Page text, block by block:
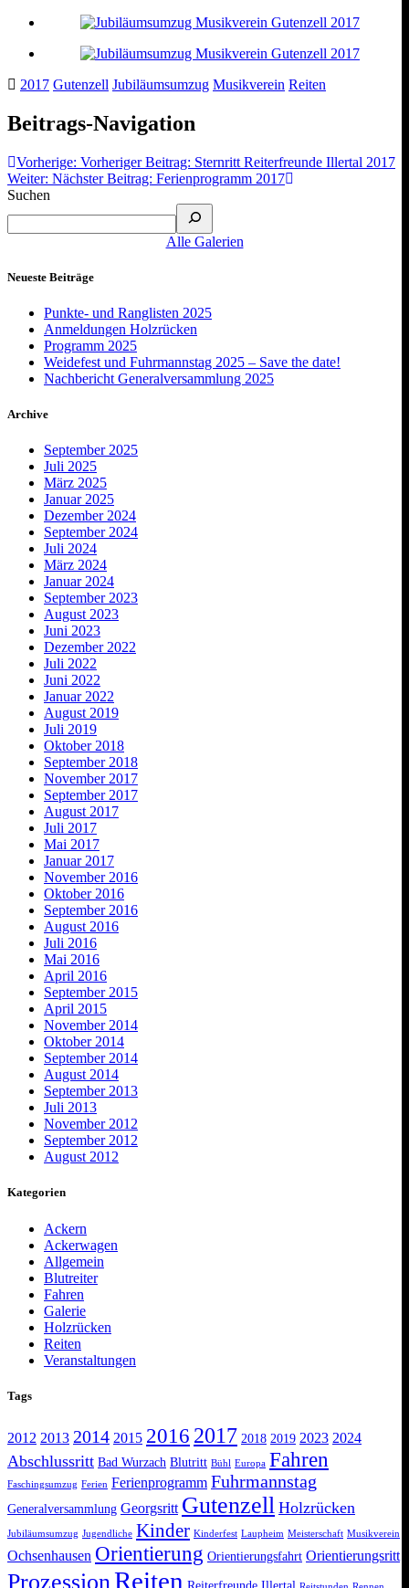
2017 Gutenzell Jubiläumsumzug Musikverein Reiten
Beitrags-Navigation
Vorherige: Vorheriger Beitrag: Sternritt Reiterfreunde Illertal 2017
Weiter: Nächster Beitrag: Ferienprogramm 2017
Suchen
Alle Galerien
Neueste Beiträge
Punkte- und Ranglisten 2025
Anmeldungen Holzrücken
Programm 2025
Weidefest und Fuhrmannstag 2025 – Save the date!
Nachbericht Generalversammlung 2025
Archive
September 2025
Juli 2025
März 2025
Januar 2025
Dezember 2024
September 2024
Juli 2024
März 2024
Januar 2024
September 2023
August 2023
Juni 2023
Dezember 2022
Juli 2022
Juni 2022
Januar 2022
August 2019
Juli 2019
Oktober 2018
September 2018
November 2017
September 2017
August 2017
Juli 2017
Mai 2017
Januar 2017
November 2016
Oktober 2016
September 2016
August 2016
Juli 2016
Mai 2016
April 2016
September 2015
April 2015
November 2014
Oktober 2014
September 2014
August 2014
September 2013
Juli 2013
November 2012
September 2012
August 2012
Kategorien
Ackern
Ackerwagen
Allgemein
Blutreiter
Fahren
Galerie
Holzrücken
Reiten
Veranstaltungen
Tags
2012 2013 2014 2015 2016 2017 2018 2019 2023 2024
Abschlussritt Bad Wurzach Blutritt Bühl Europa Fahren
Faschingsumzug Ferien Ferienprogramm Fuhrmannstag
Generalversammlung Georgsritt Gutenzell Holzrücken
Jubiläumsumzug Jugendliche Kinder Kinderfest Laupheim Meisterschaft Musikverein
Ochsenhausen Orientierung Orientierungsfahrt Orientierungsritt
ProzessionReiten